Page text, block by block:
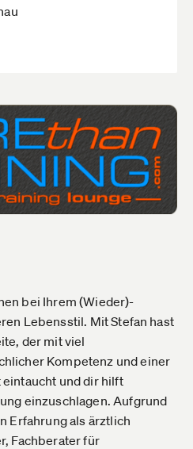
bei Ihrem (Wieder)-
Lebensstil. Mit Stefan hast
der mit viel
Kompetenz und einer
und dir hilft
einzuschlagen. Aufgrund
Erfahrung als ärztlich
Fachberater für